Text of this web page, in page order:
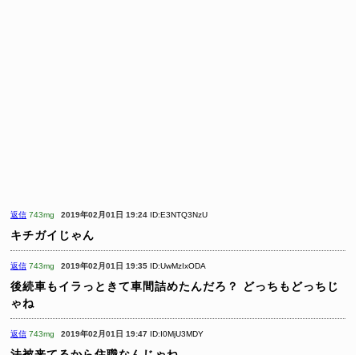
返信 743mg 2019年02月01日 19:24 ID:E3NTQ3NzU
キチガイじゃん
返信 743mg 2019年02月01日 19:35 ID:UwMzIxODA
後続車もイラっときて車間詰めたんだろ？
どっちもどっちじ
ゃね
返信 743mg 2019年02月01日 19:47 ID:I0MjU3MDY